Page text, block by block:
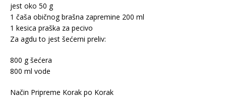
jest oko 50 g
1 čaša običnog brašna zapremine 200 ml
1 kesica praška za pecivo
Za agdu to jest šećerni preliv:
800 g šećera
800 ml vode
Način Pripreme Korak po Korak